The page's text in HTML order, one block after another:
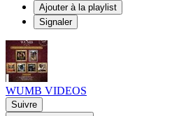
Ajouter à la playlist
Signaler
WUMB VIDEOS
Suivre